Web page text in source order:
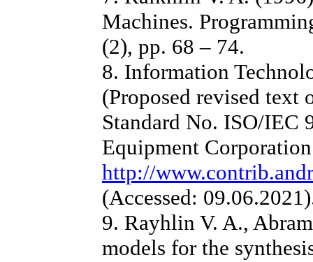
Machines.
(2), pp. 68 – 74.
8. Information
(Proposed revised
Standard No. ISO/IEC
Equipment
http://
(Accessed:
9. Rayhlin V. A.,
models for the